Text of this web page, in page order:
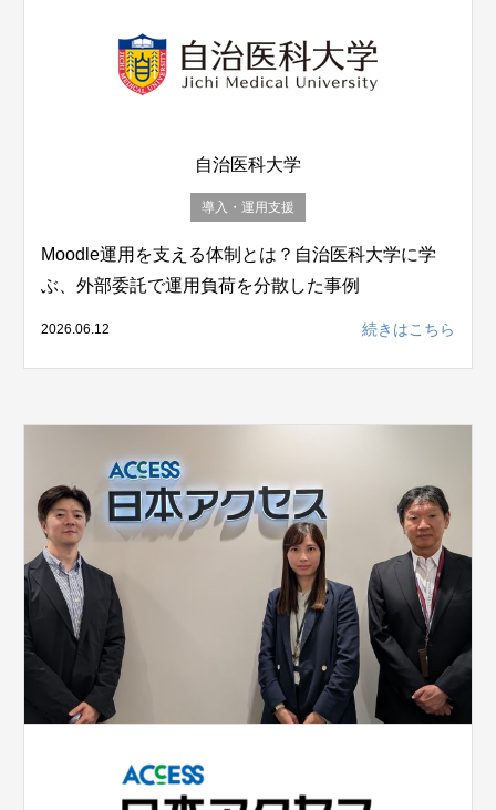
自治医科大学
導入・運用支援
Moodle運用を支える体制とは？自治医科大学に学
ぶ、外部委託で運用負荷を分散した事例
2026.06.12 続きはこちら